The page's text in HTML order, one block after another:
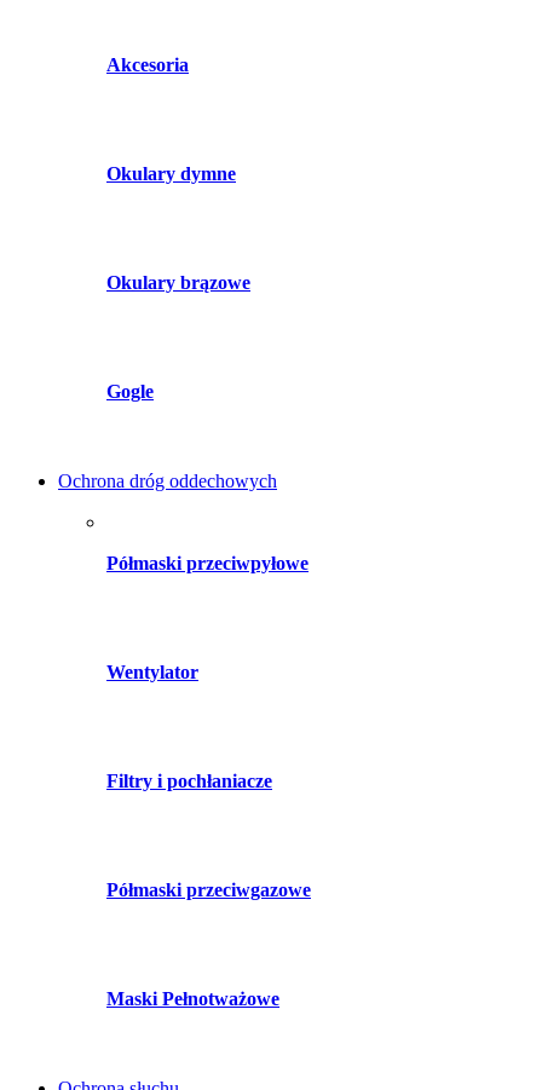
Akcesoria
Okulary dymne
Okulary brązowe
Gogle
Ochrona dróg oddechowych
Półmaski przeciwpyłowe
Wentylator
Filtry i pochłaniacze
Półmaski przeciwgazowe
Maski Pełnotważowe